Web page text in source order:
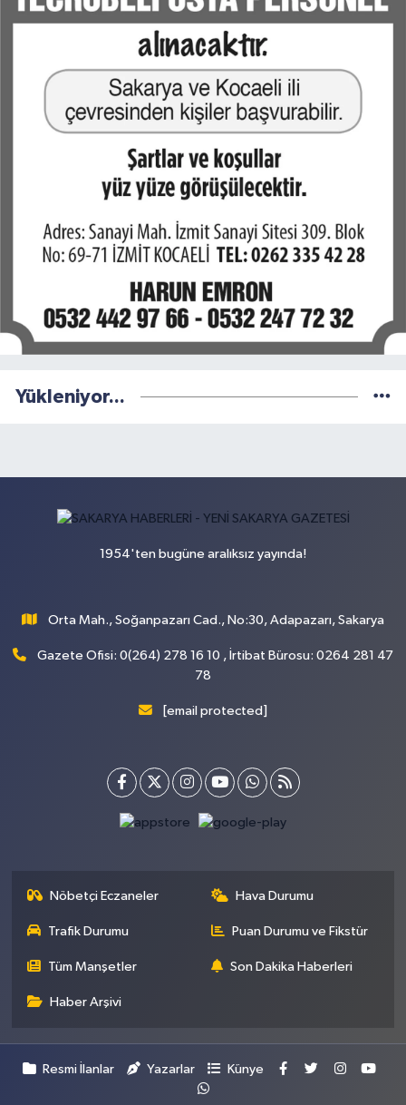
Yükleniyor...
1954'ten bugüne aralıksız yayında!
Orta Mah., Soğanpazarı Cad., No:30, Adapazarı, Sakarya
Gazete Ofisi: 0(264) 278 16 10 , İrtibat Bürosu: 0264 281 47
78
[email protected]
Nöbetçi Eczaneler Hava Durumu
Trafik Durumu Puan Durumu ve Fikstür
Tüm Manşetler Son Dakika Haberleri
Haber Arşivi
Resmi İlanlar Yazarlar Künye